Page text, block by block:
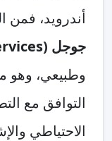
أندرويد، فمن
جوجل (Google services)
وطبيعي، وهو
التوافق مع
الاحتياطي